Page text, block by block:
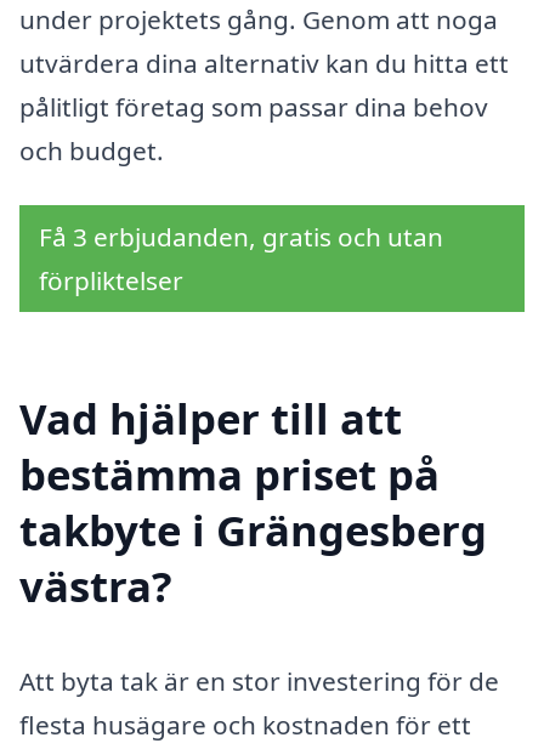
under projektets gång. Genom att noga
utvärdera dina alternativ kan du hitta ett
pålitligt företag som passar dina behov
och budget.
Få 3 erbjudanden, gratis och utan
förpliktelser
Vad hjälper till att
bestämma priset på
takbyte i Grängesberg
västra?
Att byta tak är en stor investering för de
flesta husägare och kostnaden för ett